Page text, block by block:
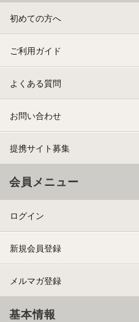
初めての方へ
ご利用ガイド
よくある質問
お問い合わせ
提携サイト募集
会員メニュー
ログイン
新規会員登録
メルマガ登録
基本情報